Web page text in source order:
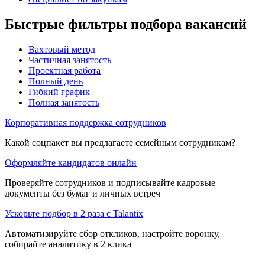
Быстрые фильтры подбора вакансий
Вахтовый метод
Частичная занятость
Проектная работа
Полный день
Гибкий график
Полная занятость
Корпоративная поддержка сотрудников
Какой соцпакет вы предлагаете семейным сотрудникам?
Оформляйте кандидатов онлайн
Проверяйте сотрудников и подписывайте кадровые
документы без бумаг и личных встреч
Ускорьте подбор в 2 раза с Talantix
Автоматизируйте сбор откликов, настройте воронку,
собирайте аналитику в 2 клика